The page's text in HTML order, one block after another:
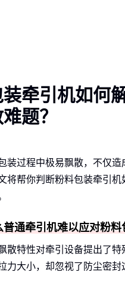
牵引机如何
题？
装过程中极易飘散，不仅造
将帮你判断粉料包装牵引机
普通牵引机难以应对粉料
散特性对牵引设备提出了特
力大小，却忽视了防尘密封